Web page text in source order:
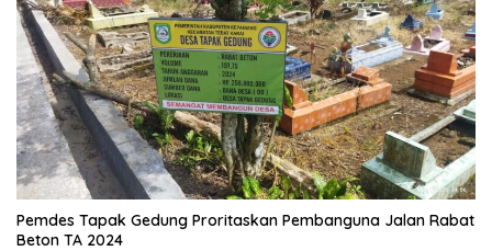
Pemdes Tapak Gedung Proritaskan Pembanguna Jalan Rabat
Beton TA 2024